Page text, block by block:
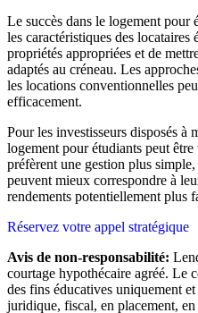
Le succès dans le logement pour
les caractéristiques des locataires
propriétés appropriées et de
adaptés au créneau. Les
les locations conventionnelles
efficacement.
Pour les investisseurs disposés à
logement pour étudiants peut
préfèrent une gestion plus
peuvent mieux correspondre à
rendements potentiellement plus
Réservez votre appel stratégique
Avis de non-responsabilité:
courtage hypothécaire agréé. Le
des fins éducatives uniquement
juridique, fiscal, en placement,